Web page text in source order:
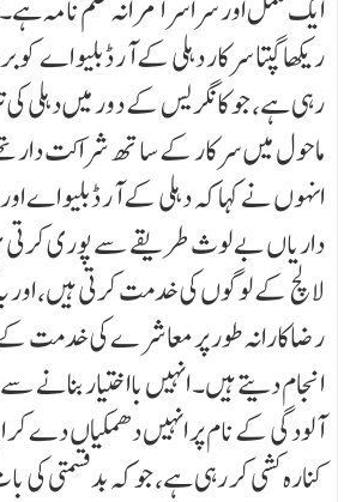
ایک مکمل اور سراسر آمرانہ حکم نامہ
ریکھا گپتا سرکار دہلی کے آر ڈبلیو اے
رہی ہے، جو کانگریس کے دور میں دہلی
ماحول میں سرکار کے ساتھ شراکت دار
انہوں نے کہا کہ دہلی کے آر ڈبلیو اے
داریاں بے لوث طریقے سے پوری کرتی
لالچ کے لوگوں کی خدمت کرتی ہیں، اور
رضاکارانہ طور پر معا شر ے کی خدمت
انجام دیتے ہیں۔ انہیں بااختیار بنانے سے
آلودگی کے نام پر انہیں دھمکیاں دے
کنارہ کشی کر رہی ہے، جو کہ بدقسمتی کی